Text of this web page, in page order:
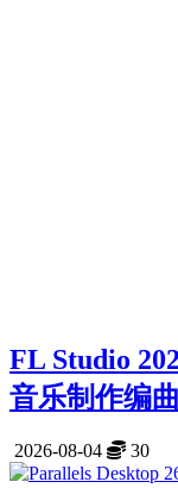
FL Studio
音乐制作编
2026-08-04 30